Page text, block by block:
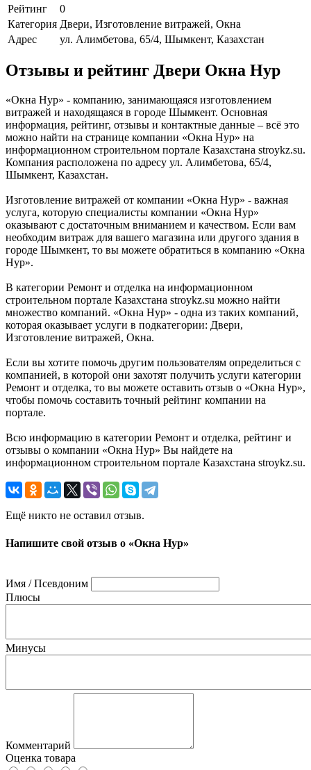
Рейтинг
0
Категория Двери, Изготовление витражей, Окна
Адрес
ул. Алимбетова, 65/4, Шымкент, Казахстан
Отзывы и рейтинг Двери Окна Нур
«Окна Нур» - компанию, занимающаяся изготовлением
витражей и находящаяся в городе Шымкент. Основная
информация, рейтинг, отзывы и контактные данные – всё это
можно найти на странице компании «Окна Нур» на
информационном строительном портале Казахстана stroykz.su.
Компания расположена по адресу ул. Алимбетова, 65/4,
Шымкент, Казахстан.
Изготовление витражей от компании «Окна Нур» - важная
услуга, которую специалисты компании «Окна Нур»
оказывают с достаточным вниманием и качеством. Если вам
необходим витраж для вашего магазина или другого здания в
городе Шымкент, то вы можете обратиться в компанию «Окна
Нур».
В категории Ремонт и отделка на информационном
строительном портале Казахстана stroykz.su можно найти
множество компаний. «Окна Нур» - одна из таких компаний,
которая оказывает услуги в подкатегории: Двери,
Изготовление витражей, Окна.
Если вы хотите помочь другим пользователям определиться с
компанией, в которой они захотят получить услуги категории
Ремонт и отделка, то вы можете оставить отзыв о «Окна Нур»,
чтобы помочь составить точный рейтинг компании на
портале.
Всю информацию в категории Ремонт и отделка, рейтинг и
отзывы о компании «Окна Нур» Вы найдете на
информационном строительном портале Казахстана stroykz.su.
Ещё никто не оставил отзыв.
Напишите свой отзыв о «Окна Нур»
Имя / Псевдоним
Плюсы
Минусы
Комментарий
Оценка товара